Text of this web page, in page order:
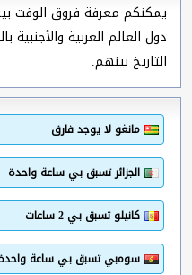
يمكنكم معرفة فروق الوقت
دول العالم العربية
التاريخ بينهم.
مانغو لا يوجد فارق
الجزائر تسبق بي ساعة واحدة
كانيلو تسبق بي 2 ساعات
سومبي تسبق بي ساعة